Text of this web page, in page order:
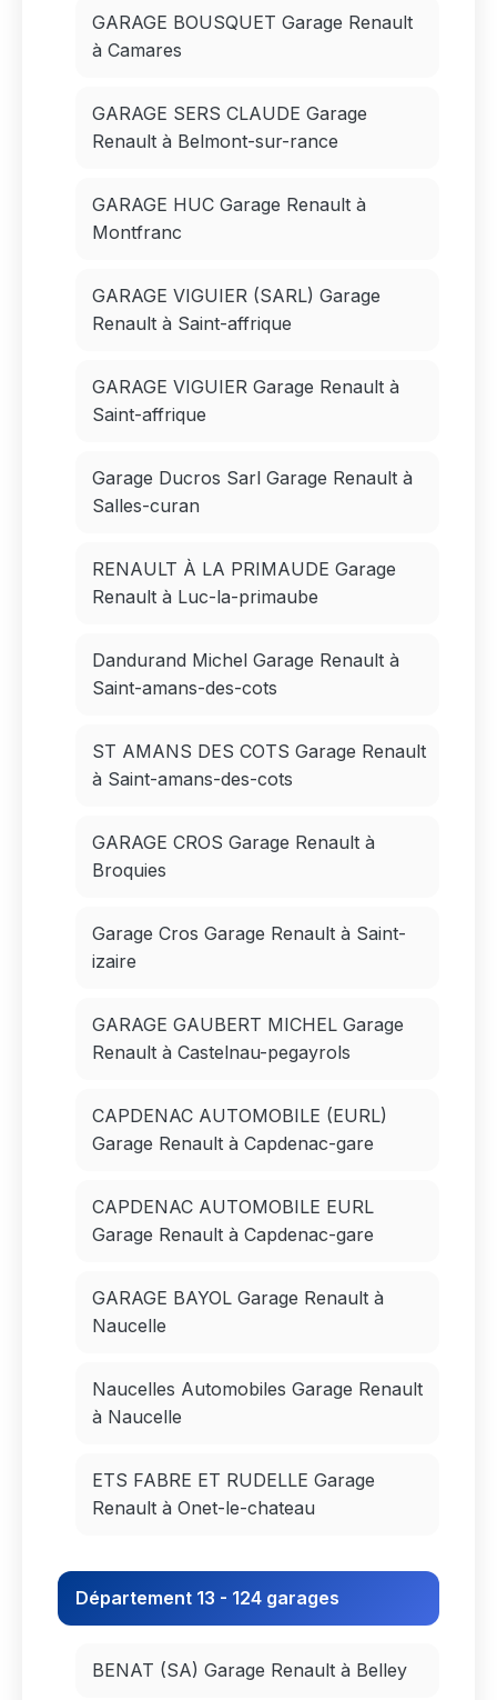
GARAGE BOUSQUET Garage Renault
à Camares
GARAGE SERS CLAUDE Garage
Renault à Belmont-sur-rance
GARAGE HUC Garage Renault à
Montfranc
GARAGE VIGUIER (SARL) Garage
Renault à Saint-affrique
GARAGE VIGUIER Garage Renault à
Saint-affrique
Garage Ducros Sarl Garage Renault à
Salles-curan
RENAULT À LA PRIMAUDE Garage
Renault à Luc-la-primaube
Dandurand Michel Garage Renault à
Saint-amans-des-cots
ST AMANS DES COTS Garage Renault
à Saint-amans-des-cots
GARAGE CROS Garage Renault à
Broquies
Garage Cros Garage Renault à Saint-
izaire
GARAGE GAUBERT MICHEL Garage
Renault à Castelnau-pegayrols
CAPDENAC AUTOMOBILE (EURL)
Garage Renault à Capdenac-gare
CAPDENAC AUTOMOBILE EURL
Garage Renault à Capdenac-gare
GARAGE BAYOL Garage Renault à
Naucelle
Naucelles Automobiles Garage Renault
à Naucelle
ETS FABRE ET RUDELLE Garage
Renault à Onet-le-chateau
Département 13 - 124 garages
BENAT (SA) Garage Renault à Belley